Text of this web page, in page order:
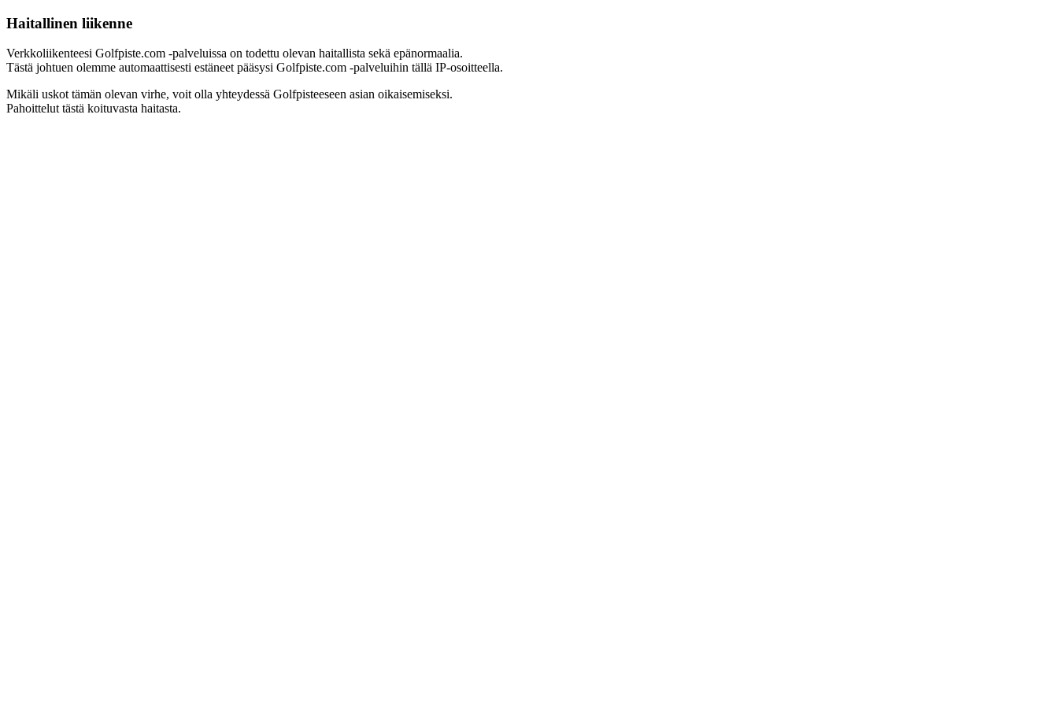
Haitallinen liikenne
Verkkoliikenteesi Golfpiste.com -palveluissa on todettu olevan haitallista sekä epänormaalia.
Tästä johtuen olemme automaattisesti estäneet pääsysi Golfpiste.com -palveluihin tällä IP-osoitteella.
Mikäli uskot tämän olevan virhe, voit olla yhteydessä Golfpisteeseen asian oikaisemiseksi.
Pahoittelut tästä koituvasta haitasta.